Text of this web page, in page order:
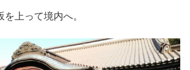
上って境内へ。